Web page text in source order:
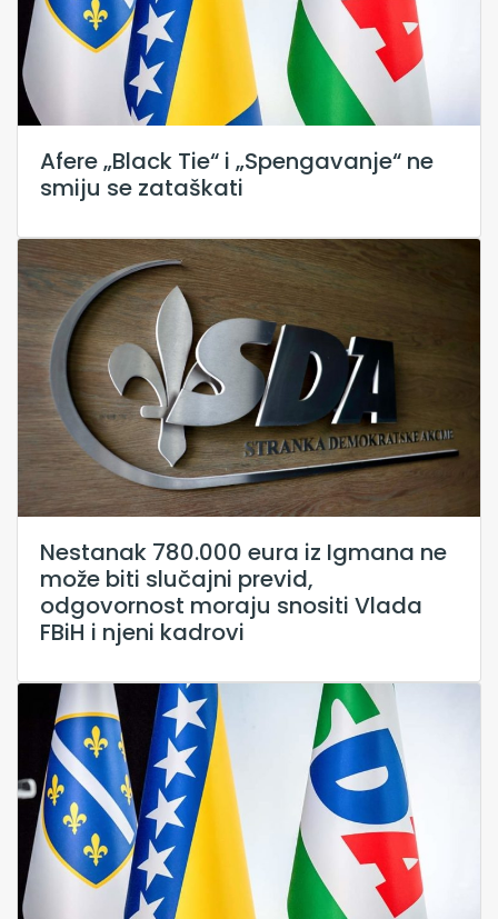
Afere „Black Tie“ i „Spengavanje“ ne
smiju se zataškati
Nestanak 780.000 eura iz Igmana ne
može biti slučajni previd,
odgovornost moraju snositi Vlada
FBiH i njeni kadrovi